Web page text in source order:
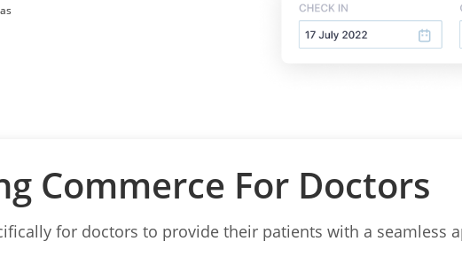
Commerce For Doctors
for doctors to provide their patients with a seamless